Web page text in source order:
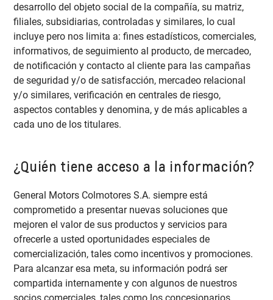
desarrollo del objeto social de la compañía, su matriz,
filiales, subsidiarias, controladas y similares, lo cual
incluye pero nos limita a: fines estadísticos, comerciales,
informativos, de seguimiento al producto, de mercadeo,
de notificación y contacto al cliente para las campañas
de seguridad y/o de satisfacción, mercadeo relacional
y/o similares, verificación en centrales de riesgo,
aspectos contables y denomina, y de más aplicables a
cada uno de los titulares.
¿Quién tiene acceso a la información?
General Motors Colmotores S.A. siempre está
comprometido a presentar nuevas soluciones que
mejoren el valor de sus productos y servicios para
ofrecerle a usted oportunidades especiales de
comercialización, tales como incentivos y promociones.
Para alcanzar esa meta, su información podrá ser
compartida internamente y con algunos de nuestros
socios comerciales, tales como los concesionarios